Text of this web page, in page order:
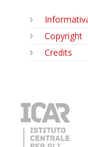
Copyright
Credits